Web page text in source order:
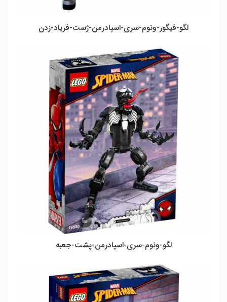
لگو-فیگور-ونوم-سری-اسپادرمن-ژست-فریاد-زدن
لگو-ونوم-سری-اسپادرمن-پشت-جعبه